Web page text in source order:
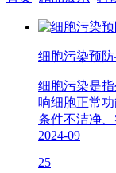
细胞污染预
细胞污染是
响细胞正常
条件不洁净
2024-09
25